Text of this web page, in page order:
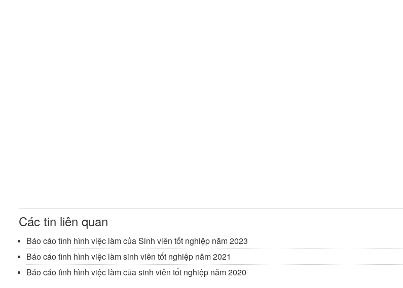
Các tin liên quan
Báo cáo tình hình việc làm của Sinh viên tốt nghiệp năm 2023
Báo cáo tình hình việc làm sinh viên tốt nghiệp năm 2021
Báo cáo tình hình việc làm của sinh viên tốt nghiệp năm 2020